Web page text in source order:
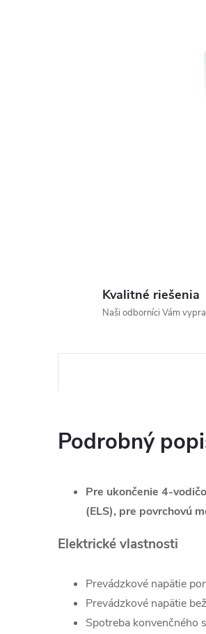
Kvalitné riešenia
Naši odborníci Vám
Podrobný
Pre ukončenie 4-
(ELS), pre povrchovú
Elektrické vlastnosti
Prevádzkové napätie
Prevádzkové napätie
Spotreba konvenčného